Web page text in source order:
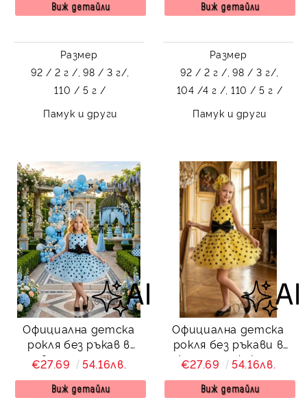
Виж детайли
Размер
92 / 2 г /, 98 / 3 г/,
110 / 5 г /
Памук и други
Виж детайли
Размер
92 / 2 г /, 98 / 3 г/,
104 /4 г /, 110 / 5 г /
Памук и други
Официална детска
рокля без ръкав в
светлосиньо с
ефектни черни точки
Стела с аксесоар за
€27.69 54.16лв.
Виж детайли
Официална детска
рокля без ръкави в
жълто с ефектни
черни точки Стела с
аксесоар за коса
€27.69 54.16лв.
Виж детайли